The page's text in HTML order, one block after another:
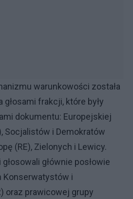
warunkowości została
frakcji, które były
dokumentu: Europejskiej
Socjalistów i Demokratów
(RE), Zielonych i Lewicy.
głównie posłowie
Konserwatystów i
oraz prawicowej grupy